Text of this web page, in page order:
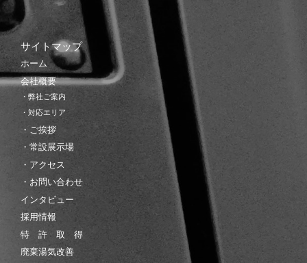
サイトマップ
ホーム
会社概要
・弊社ご案内
・対応エリア
・ご挨拶
・常設展示場
・アクセス
・お問い合わせ
インタビュー
採用情報
特 許 取 得
廃棄湯気改善